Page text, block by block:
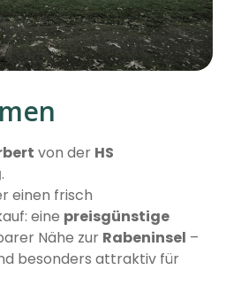
von der HS
.
einen frisch
eine preisgünstige
Nähe zur Rabeninsel –
besonders attraktiv für